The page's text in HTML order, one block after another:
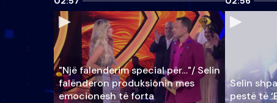
"Një falenderim special për…"/ Selin
falënderon produksionin mes
emocionesh të forta
Selin
pestë të